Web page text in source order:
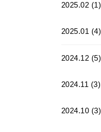
2025.02 (1)
2025.01 (4)
2024.12 (5)
2024.11 (3)
2024.10 (3)